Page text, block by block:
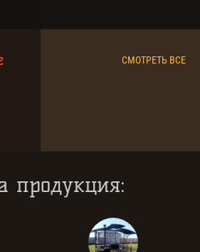
СМОТРЕТЬ ВСЕ
продукция: